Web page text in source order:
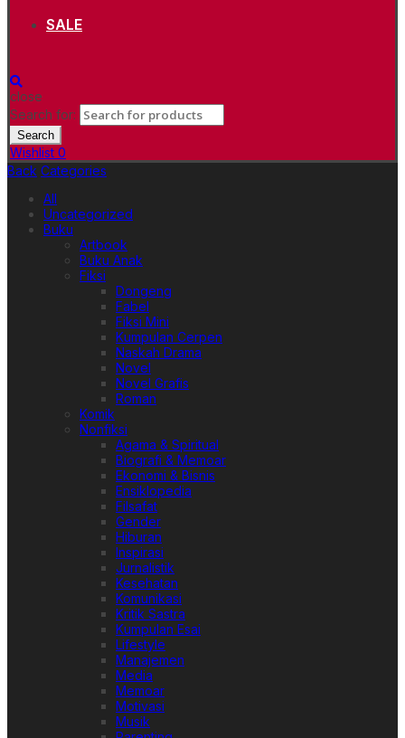
SALE
close
Search for:
Search
Wishlist 0
Back Categories
All
Uncategorized
Buku
Artbook
Buku Anak
Fiksi
Dongeng
Fabel
Fiksi Mini
Kumpulan Cerpen
Naskah Drama
Novel
Novel Grafis
Roman
Komik
Nonfiksi
Agama & Spiritual
Biografi & Memoar
Ekonomi & Bisnis
Ensiklopedia
Filsafat
Gender
Hiburan
Inspirasi
Jurnalistik
Kesehatan
Komunikasi
Kritik Sastra
Kumpulan Esai
Lifestyle
Manajemen
Media
Memoar
Motivasi
Musik